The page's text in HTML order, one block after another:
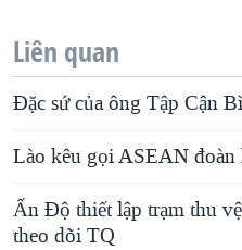
Liên quan
Đặc sứ của ông Tập Cận
Lào kêu gọi ASEAN
Ấn Độ thiết lập trạm thu
theo dõi TQ